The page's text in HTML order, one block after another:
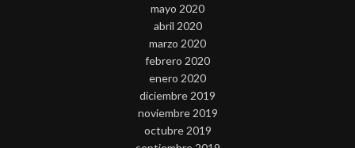
mayo 2020
abril 2020
marzo 2020
febrero 2020
enero 2020
diciembre 2019
noviembre 2019
octubre 2019